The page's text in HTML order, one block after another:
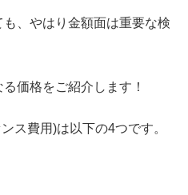
、やはり金額面は重要な検
価格をご紹介します！
ス費用)は以下の4つです。